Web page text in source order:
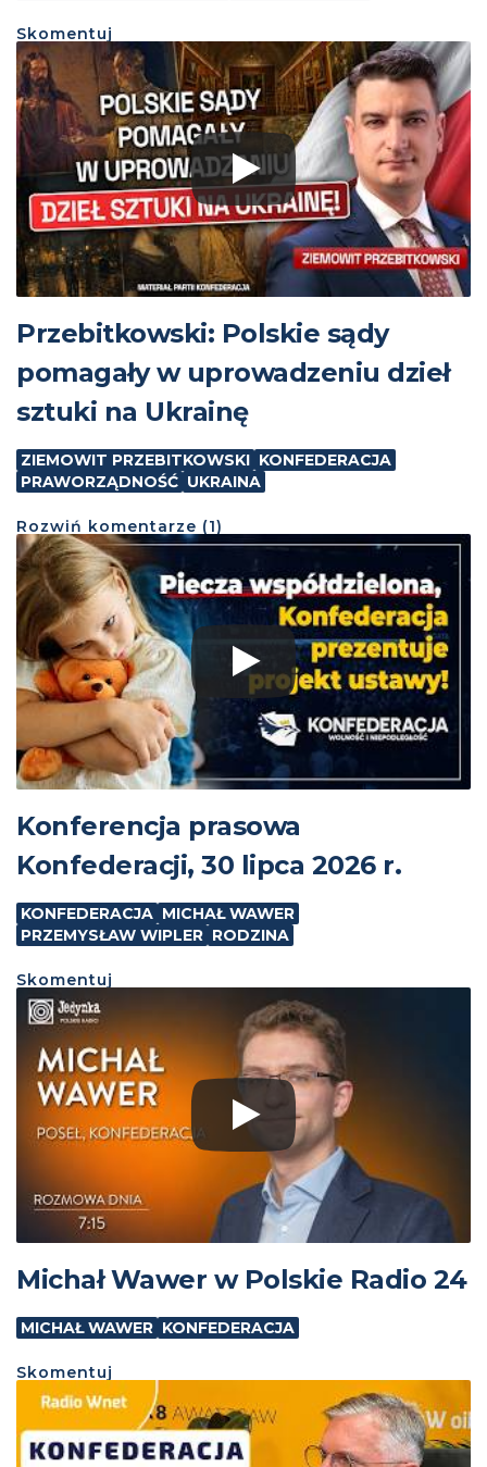
Skomentuj
Przebitkowski: Polskie sądy
pomagały w uprowadzeniu dzieł
sztuki na Ukrainę
ZIEMOWIT PRZEBITKOWSKI KONFEDERACJA
PRAWORZĄDNOŚĆ UKRAINA
Rozwiń komentarze (1)
Konferencja prasowa
Konfederacji, 30 lipca 2026 r.
KONFEDERACJA MICHAŁ WAWER
PRZEMYSŁAW WIPLER RODZINA
Skomentuj
Michał Wawer w Polskie Radio 24
MICHAŁ WAWER KONFEDERACJA
Skomentuj